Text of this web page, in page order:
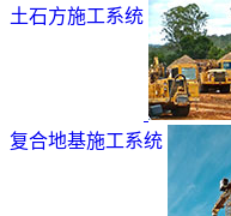
土石方施工系统
复合地基施工系统